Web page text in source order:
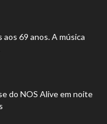
69 anos. A música
do NOS Alive em noite